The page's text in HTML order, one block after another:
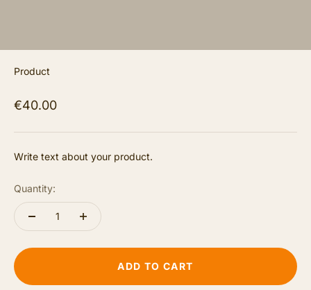
Product
€40.00
Write text about your product.
Quantity:
ADD TO CART